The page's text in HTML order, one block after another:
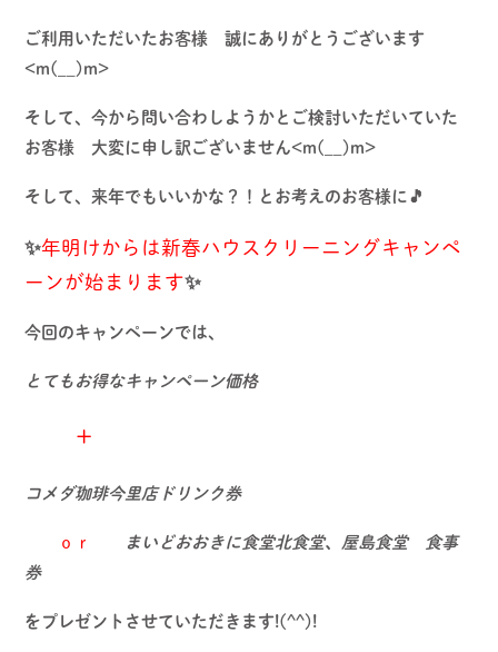
ご利用いただいたお客様 誠にありがとうございます
<m(__)m>
そして、今から問い合わしようかとご検討いただいていた
お客様 大変に申し訳ございません<m(__)m>
そして、来年でもいいかな？！とお考えのお客様に🎵
✨年明けからは新春ハウスクリーニングキャンペ
ーンが始まります✨
今回のキャンペーンでは、
とてもお得なキャンペーン価格
+
コメダ珈琲今里店ドリンク券
ｏｒ
まいどおおきに食堂北食堂、屋島食堂 食事
券
をプレゼントさせていただきます!(^^)!